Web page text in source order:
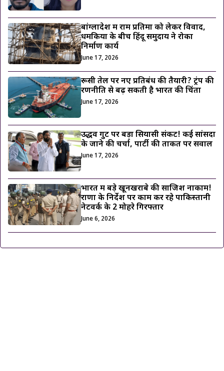
बांग्लादेश में राम प्रतिमा को लेकर विवाद,
धमकियों के बीच हिंदू समुदाय ने रोका
निर्माण कार्य
June 17, 2026
रूसी तेल पर नए प्रतिबंध की तैयारी? ट्रंप की
रणनीति से बढ़ सकती है भारत की चिंता
June 17, 2026
उद्धव गुट पर बड़ा सियासी संकट! कई सांसदों
के जाने की चर्चा, पार्टी की ताकत पर सवाल
June 17, 2026
भारत में बड़े खूनखराबे की साजिश नाकाम!
राणा के निर्देश पर काम कर रहे पाकिस्तानी
नेटवर्क के 2 मोहरे गिरफ्तार
June 6, 2026